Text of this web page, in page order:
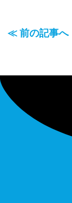
≪ 前の記事へ